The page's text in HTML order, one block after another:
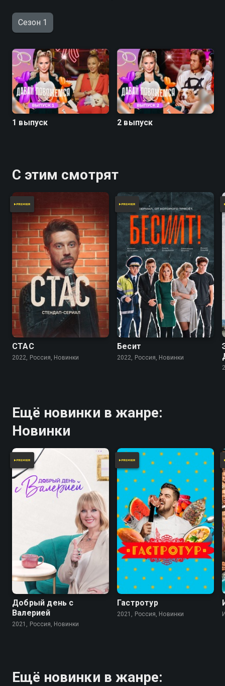
Сезон 1
1 выпуск 2 выпуск
С этим смотрят
СТАС
2022, Россия, Новинки
Бесит
2022, Россия, Новинки
Ещё новинки в жанре:
Новинки
Добрый день с
Валерией
2021, Россия, Новинки
Гастротур
2021, Россия, Новинки
Ещё новинки в жанре: